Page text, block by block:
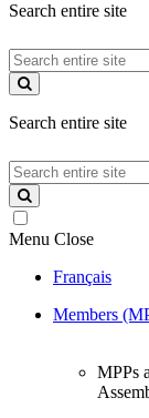
Search entire site
Search
entire
site
Search entire site
Search
entire
site
Menu Close
Français
Members
MPPs